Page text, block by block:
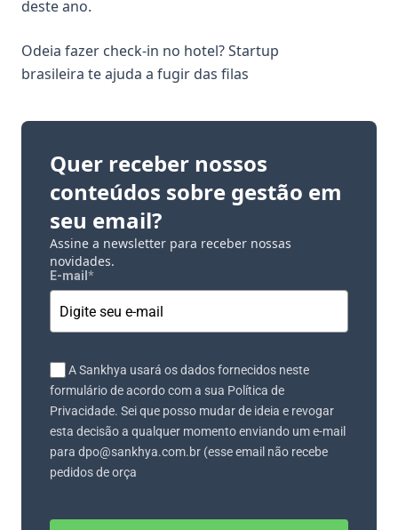
deste ano.
Odeia fazer check-in no hotel? Startup
brasileira te ajuda a fugir das filas
Quer receber nossos
conteúdos sobre gestão em
seu email?
Assine a newsletter para receber nossas
novidades.
E-mail *
A Sankhya usará os dados fornecidos neste
formulário de acordo com a sua Política de
Privacidade. Sei que posso mudar de ideia e revogar
esta decisão a qualquer momento enviando um e-mail
para dpo@sankhya.com.br (esse email não recebe
pedidos de orça